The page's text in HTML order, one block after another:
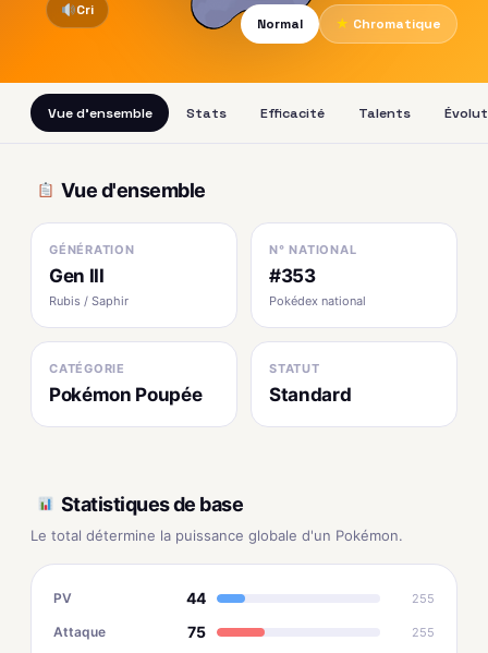
Cri
Normal
★ Chromatique
Vue d'ensemble Stats Efficacité Talents
Vue d'ensemble
GÉNÉRATION
Gen III
Rubis / Saphir
N° NATIONAL
#353
Pokédex national
CATÉGORIE
Pokémon Poupée
STATUT
Standard
Statistiques de base
Le total détermine la puissance globale d'un Pokémon.
PV 44 255
Attaque 75 255